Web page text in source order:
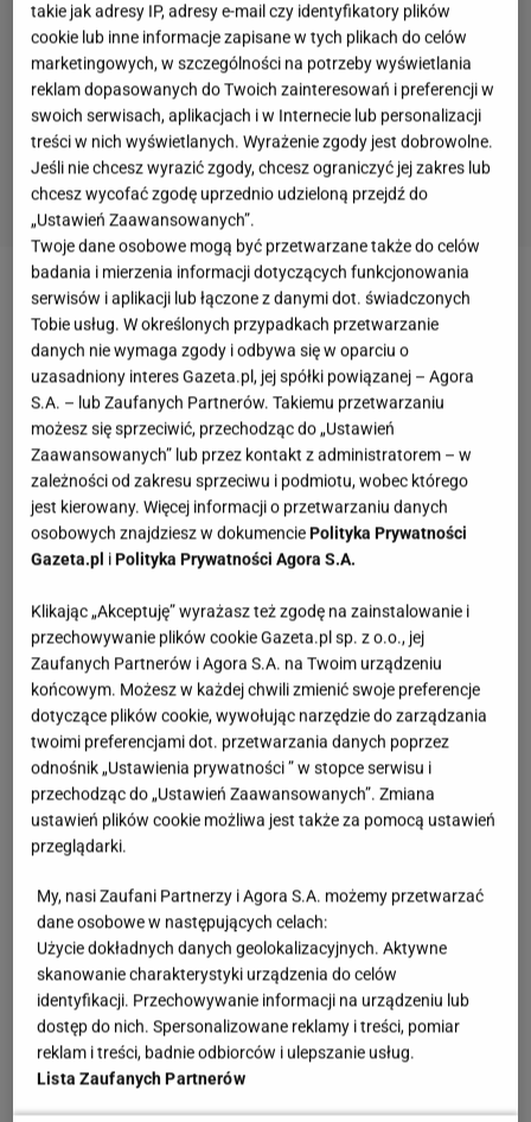
Fot. Instagram susirejano
Kolorowe sukienki są hitem
Tej jesieni nie należy bać się kolorów. Ogromną
popularnością cieszą się sukienki w piękne,
kwiatowe wzory. U kobiet powyżej 50. roku życia
idealnie sprawdzą się
zaznaczoną taliąo długości midi lub lekko krótszej.
Taki fason może świetnie zadziałać na twoją
sylwetkę, gdyż pasuje do praktycznie każdego
rodzaju figury, a dekolt typu V wysmukli górne partie
ciała. Poza wzorzystymi wersjami dostępne są
także te jednolite, w eleganckich kolorach, czarnym
takie jak adresy IP, adresy e-mail czy identyfikatory plików
cookie lub inne informacje zapisane w tych plikach do celów
marketingowych, w szczególności na potrzeby wyświetlania
reklam dopasowanych do Twoich zainteresowań i preferencji w
swoich serwisach, aplikacjach i w Internecie lub personalizacji
treści w nich wyświetlanych. Wyrażenie zgody jest dobrowolne.
Jeśli nie chcesz wyrazić zgody, chcesz ograniczyć jej zakres lub
chcesz wycofać zgodę uprzednio udzieloną przejdź do
„Ustawień Zaawansowanych”.
Twoje dane osobowe mogą być przetwarzane także do celów
badania i mierzenia informacji dotyczących funkcjonowania
serwisów i aplikacji lub łączone z danymi dot. świadczonych
Tobie usług. W określonych przypadkach przetwarzanie
danych nie wymaga zgody i odbywa się w oparciu o
uzasadniony interes Gazeta.pl, jej spółki powiązanej – Agora
S.A. – lub Zaufanych Partnerów. Takiemu przetwarzaniu
możesz się sprzeciwić, przechodząc do „Ustawień
Zaawansowanych” lub przez kontakt z administratorem – w
zależności od zakresu sprzeciwu i podmiotu, wobec którego
jest kierowany. Więcej informacji o przetwarzaniu danych
osobowych znajdziesz w dokumencie Polityka Prywatności
Gazeta.pl i Polityka Prywatności Agora S.A.
Klikając „Akceptuję” wyrażasz też zgodę na zainstalowanie i
przechowywanie plików cookie Gazeta.pl sp. z o.o., jej
Zaufanych Partnerów i Agora S.A. na Twoim urządzeniu
końcowym. Możesz w każdej chwili zmienić swoje preferencje
dotyczące plików cookie, wywołując narzędzie do zarządzania
twoimi preferencjami dot. przetwarzania danych poprzez
odnośnik „Ustawienia prywatności ” w stopce serwisu i
przechodząc do „Ustawień Zaawansowanych”. Zmiana
ustawień plików cookie możliwa jest także za pomocą ustawień
przeglądarki.
My, nasi Zaufani Partnerzy i Agora S.A. możemy przetwarzać
dane osobowe w następujących celach:
Użycie dokładnych danych geolokalizacyjnych. Aktywne
skanowanie charakterystyki urządzenia do celów
identyfikacji. Przechowywanie informacji na urządzeniu lub
dostęp do nich. Spersonalizowane reklamy i treści, pomiar
reklam i treści, badnie odbiorców i ulepszanie usług.
Lista Zaufanych Partnerów